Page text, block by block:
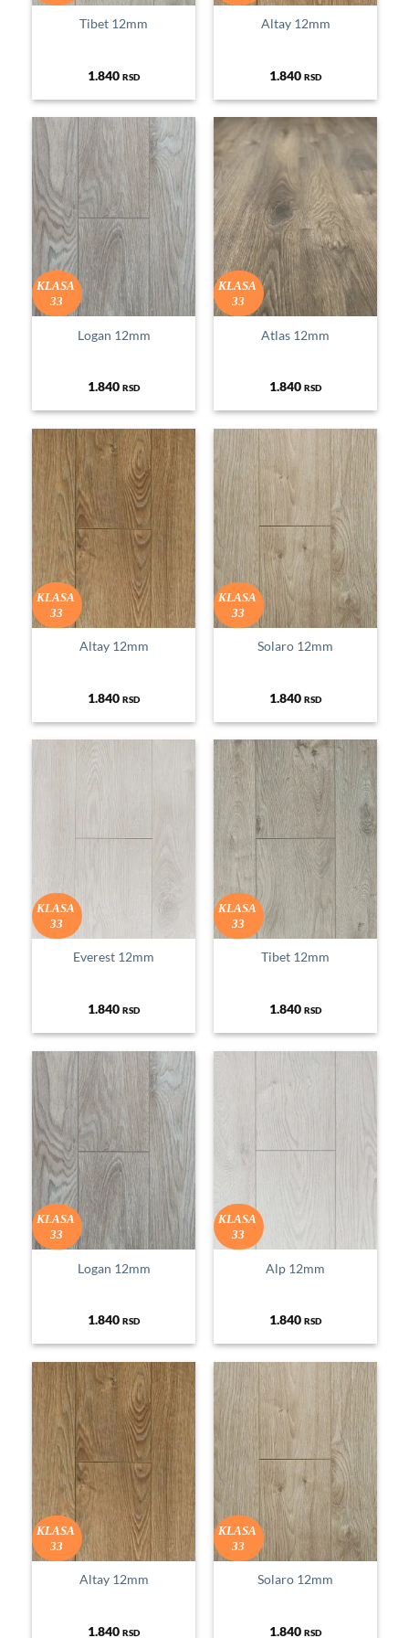
Tibet 12mm
1.840 RSD
Altay 12mm
1.840 RSD
KLASA
33
Logan 12mm
1.840 RSD
KLASA
33
Atlas 12mm
1.840 RSD
KLASA
33
Altay 12mm
1.840 RSD
KLASA
33
Solaro 12mm
1.840 RSD
KLASA
33
Everest 12mm
1.840 RSD
KLASA
33
Tibet 12mm
1.840 RSD
KLASA
33
Logan 12mm
1.840 RSD
KLASA
33
Alp 12mm
1.840 RSD
KLASA
33
Altay 12mm
1.840 RSD
KLASA
33
Solaro 12mm
1.840 RSD